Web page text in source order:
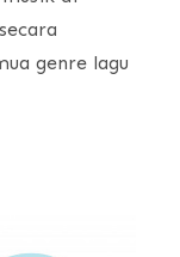
genre lagu